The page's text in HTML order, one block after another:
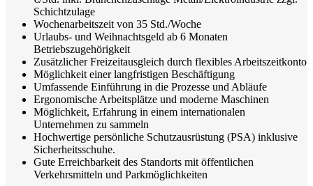
Schichtzulage
Wochenarbeitszeit von 35 Std./Woche
Urlaubs- und Weihnachtsgeld ab 6 Monaten
Betriebszugehörigkeit
Zusätzlicher Freizeitausgleich durch flexibles Arbeitszeitkonto
Möglichkeit einer langfristigen Beschäftigung
Umfassende Einführung in die Prozesse und Abläufe
Ergonomische Arbeitsplätze und moderne Maschinen
Möglichkeit, Erfahrung in einem internationalen
Unternehmen zu sammeln
Hochwertige persönliche Schutzausrüstung (PSA) inklusive
Sicherheitsschuhe.
Gute Erreichbarkeit des Standorts mit öffentlichen
Verkehrsmitteln und Parkmöglichkeiten